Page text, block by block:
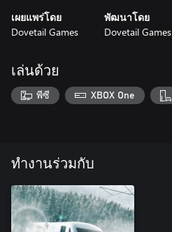
เผยแพร่โดย
Dovetail Games
พัฒนาโดย
Dovetail Games
เล่นด้วย
พีซี XBOX One
ทำงานร่วมกับ